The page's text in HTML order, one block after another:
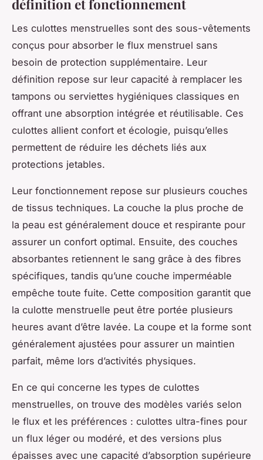
définition et fonctionnement
Les culottes menstruelles sont des sous-vêtements
conçus pour absorber le flux menstruel sans
besoin de protection supplémentaire. Leur
définition repose sur leur capacité à remplacer les
tampons ou serviettes hygiéniques classiques en
offrant une absorption intégrée et réutilisable. Ces
culottes allient confort et écologie, puisqu’elles
permettent de réduire les déchets liés aux
protections jetables.
Leur fonctionnement repose sur plusieurs couches
de tissus techniques. La couche la plus proche de
la peau est généralement douce et respirante pour
assurer un confort optimal. Ensuite, des couches
absorbantes retiennent le sang grâce à des fibres
spécifiques, tandis qu’une couche imperméable
empêche toute fuite. Cette composition garantit que
la culotte menstruelle peut être portée plusieurs
heures avant d’être lavée. La coupe et la forme sont
généralement ajustées pour assurer un maintien
parfait, même lors d’activités physiques.
En ce qui concerne les types de culottes
menstruelles, on trouve des modèles variés selon
le flux et les préférences : culottes ultra-fines pour
un flux léger ou modéré, et des versions plus
épaisses avec une capacité d’absorption supérieure